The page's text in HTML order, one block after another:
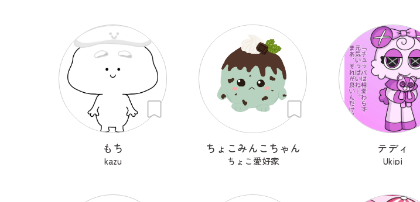
もち
kazu
ちょこみんこちゃん
ちょこ愛好家
テディ
Ukipi